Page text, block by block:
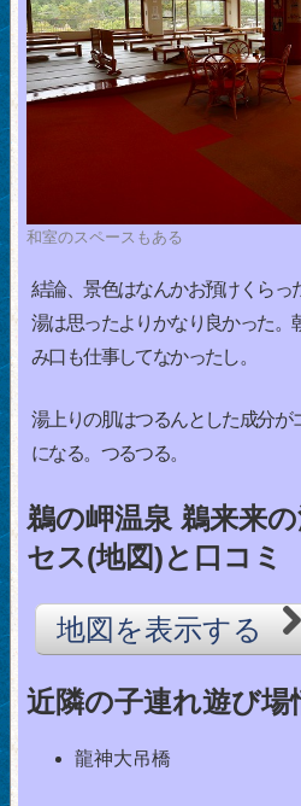
和室のスペースもある
結論、景色はなんかお預けくらっ
湯は思ったよりかなり良かった。
み口も仕事してなかったし。
湯上りの肌はつるんとした成分が
になる。つるつる。
鵜の岬温泉 鵜来来
セス(地図)と口コミ
地図を表示する
近隣の子連れ遊び場
龍神大吊橋